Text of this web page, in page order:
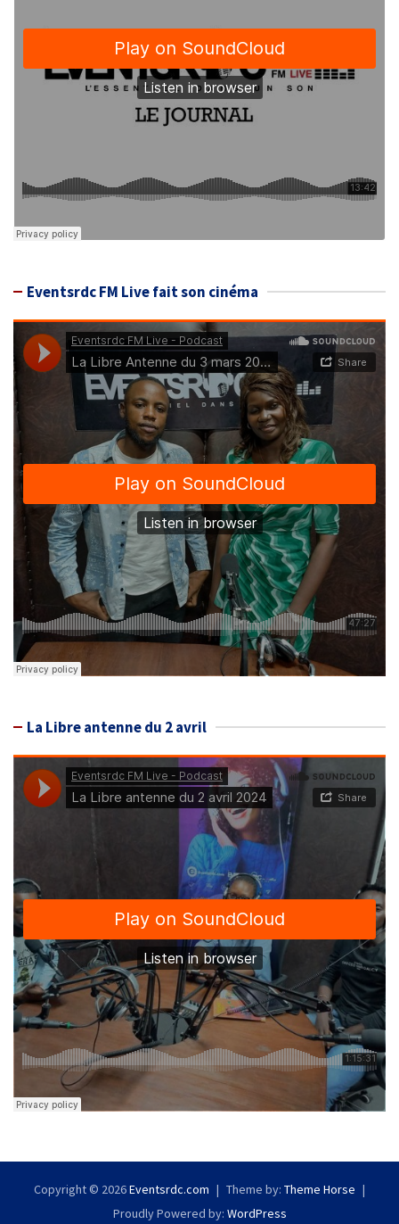
Eventsrdc FM Live fait son cinéma
La Libre antenne du 2 avril
Copyright © 2026Eventsrdc.com Theme by: Theme Horse
Proudly Powered by: WordPress